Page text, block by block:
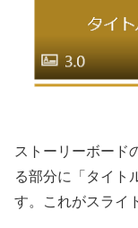
ストーリーボード
る部分に「タイト
す。これがスライ